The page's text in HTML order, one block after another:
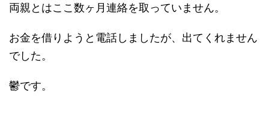
両親とはここ数ヶ月連絡を取っていません。
お金を借りようと電話しましたが、出てくれません
でした。
鬱です。